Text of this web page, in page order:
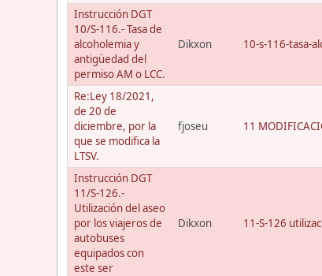
Instrucción DGT
10/S-116.- Tasa de
alcoholemia y
antigüedad del
permiso AM o LCC.
Dikxon 10-s-116-tasa-
Re:Ley 18/2021,
de 20 de
diciembre, por la
que se modifica la
LTSV.
fjoseu 11
Instrucción DGT
11/S-126.-
Utilización del aseo
por los viajeros de
autobuses
equipados con
este ser
Dikxon 11-S-126